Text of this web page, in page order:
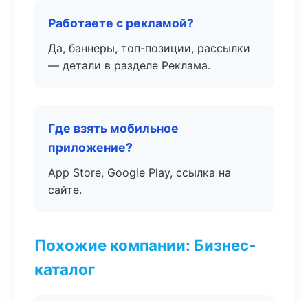
Работаете с рекламой?
Да, баннеры, топ-позиции, рассылки
— детали в разделе Реклама.
Где взять мобильное
приложение?
App Store, Google Play, ссылка на
сайте.
Похожие компании: Бизнес-
каталог